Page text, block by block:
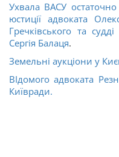
Ухвала ВАСУ
юстиції адвоката
Гречківського та
Сергія Балаця.
Земельні аукціони у
ВІдомого адвоката
Київради.